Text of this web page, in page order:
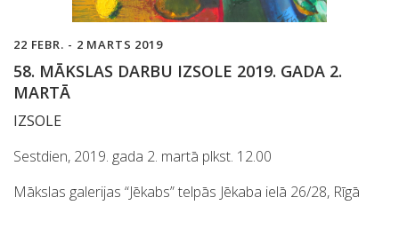
22 FEBR. - 2 MARTS 2019
58. MĀKSLAS DARBU IZSOLE 2019. GADA 2.
MARTĀ
IZSOLE
Sestdien, 2019. gada 2. martā plkst. 12.00
Mākslas galerijas “Jēkabs” telpās Jēkaba ielā 26/28, Rīgā